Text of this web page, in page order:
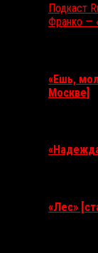
Подкаст
Франко —
«Ешь,
Москве]
«Лес»